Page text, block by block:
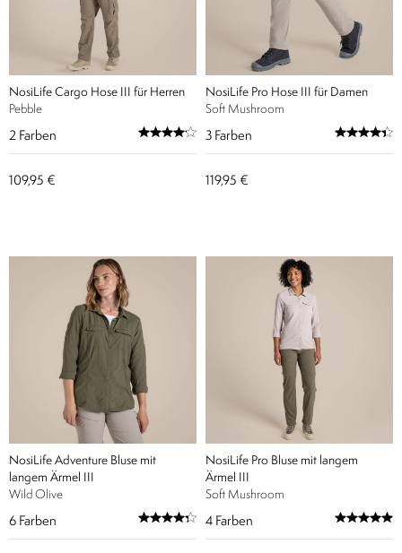
NosiLife Cargo Hose III für Herren
Pebble
2 Farben
109,95 €
NosiLife Pro Hose III für Damen
Soft Mushroom
3 Farben
119,95 €
NosiLife Adventure Bluse mit
langem Ärmel III
Wild Olive
6 Farben
NosiLife Pro Bluse mit langem
Ärmel III
Soft Mushroom
4 Farben